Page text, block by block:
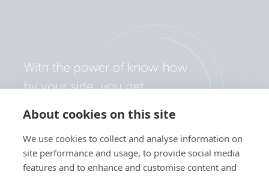
About cookies on this site
We use cookies to collect and analyse information on
site performance and usage, to provide social media
features and to enhance and customise content and